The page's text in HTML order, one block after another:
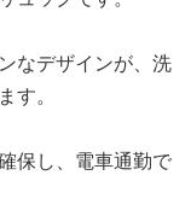
なデザインが、洗
。
保し、電車通勤で